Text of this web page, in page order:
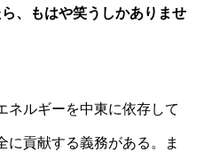
、もはや笑うしかありませ
ネルギーを中東に依存して
に貢献する義務がある。ま